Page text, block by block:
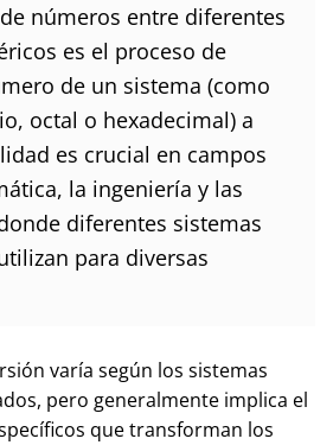
números entre diferentes
es el proceso de
de un sistema (como
octal o hexadecimal) a
es crucial en campos
la ingeniería y las
diferentes sistemas
para diversas
varía según los sistemas
pero generalmente implica el
que transforman los